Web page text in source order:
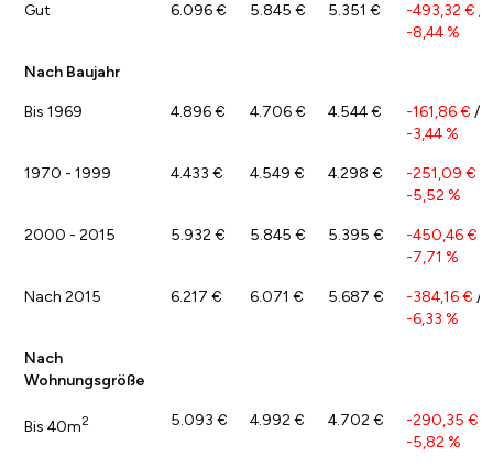
Gut 6.096 € 5.845 € 5.351 € -493,32 € /
-8,44 %
Nach Baujahr
Bis 1969 4.896 € 4.706 € 4.544 € -161,86 € /
-3,44 %
1970 - 1999 4.433 € 4.549 € 4.298 € -251,09 €
-5,52 %
2000 - 2015 5.932 € 5.845 € 5.395 € -450,46 €
-7,71 %
Nach 2015 6.217 € 6.071 € 5.687 € -384,16 € /
-6,33 %
Nach
Wohnungsgröße
Bis 40m2 5.093 € 4.992 € 4.702 € -290,35 €
-5,82 %